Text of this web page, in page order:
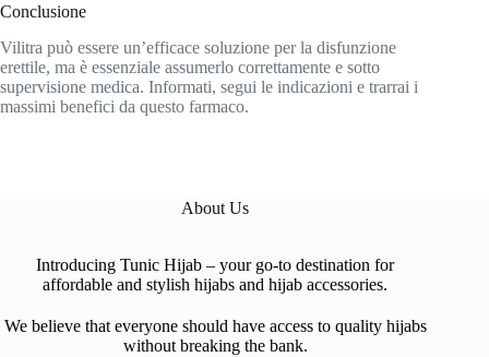
Conclusione
Vilitra può essere un’efficace soluzione per la disfunzione
erettile, ma è essenziale assumerlo correttamente e sotto
supervisione medica. Informati, segui le indicazioni e trarrai i
massimi benefici da questo farmaco.
About Us
Introducing Tunic Hijab – your go-to destination for
affordable and stylish hijabs and hijab accessories.
We believe that everyone should have access to quality hijabs
without breaking the bank.